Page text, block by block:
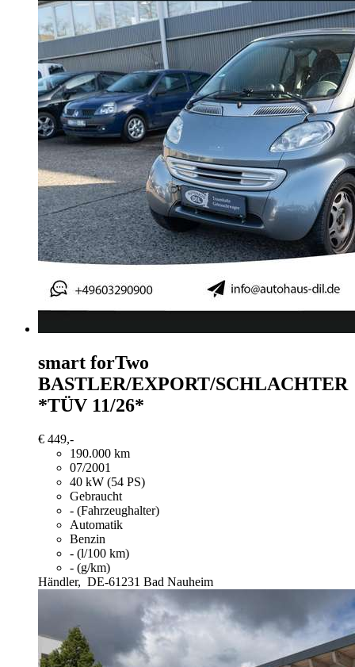
smart forTwo
BASTLER/EXPORT/SCHLACHTER
*TÜV 11/26*
€ 449,-
190.000 km
07/2001
40 kW (54 PS)
Gebraucht
- (Fahrzeughalter)
Automatik
Benzin
- (l/100 km)
- (g/km)
Händler, DE-61231 Bad Nauheim